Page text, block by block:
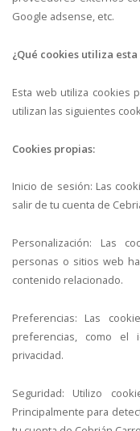
Google adsense, etc.
¿Qué cookies utiliza esta
Esta web utiliza cookies
utilizan las siguientes
Cookies propias:
Inicio de sesión: Las
salir de tu cuenta de
Personalización: Las
personas o sitios web
contenido relacionado.
Preferencias: Las
preferencias, como el
privacidad.
Seguridad: Utilizo
Principalmente para